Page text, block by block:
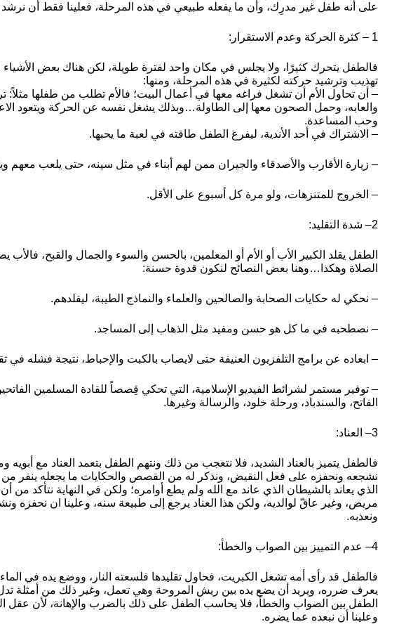
على أنه طفل غير مدرِك، وأن ما يفعله طبيعي في هذه المرحلة، فعلينا فقط أن
1 – كثرة الحركة وعدم الاستقرار:
فالطفل يتحرك كثيرًا، ولا يجلس في مكان واحد لفترة طويلة، لكن هناك بعض
تهذيب وترشيد حركته لكثيرة في هذه المرحلة، ومنها:
– أن تحاول الأم أن تشغل فراغه معها في أعمال البيت؛ فالأم تطلب من طفلها مثلاً:
والعابه، وحمل الصحون معها إلى الطاولة…وبذلك يشغل نفسه عن الحركة ويتعود
وحب المساعدة.
– الاشتراك في أحد الأندية، ليفرغ الطفل طاقته في لعبة ما يحبها.
– زيارة الأقارب والأصدقاء والجيران ممن لهم أبناء في مثل سينه، حتى يلعب معهم
– الخروج للمتنزهات، ولو مرة كل أسبوع على الأقل.
2– شدة التقليد:
الطفل يقلد الكبير الأب أو الأم أو المعلمين، بالحسن والسوء والجمال والقبح، فالأب
الصلاة وهكذا…وهنا بعض النصائح لنكون قدوة حسنة:
– نحكي له حكايات الصحابة والصالحين والعلماء والنماذج الطيبة، ليقلدهم.
– نصطحبه في ما كل هو حسن ومفيد مثل الذهاب إلى المساجد.
– ابعاده عن برامج التلفزيون العنيفة حتى لايصاب بالكبت والإحباط، نتيجة فشله في
– توفير مستمر لشرائط الفيديو الإسلامية، التي تحكي قِصصاً للقادة المسلمين
الفاتح، والسندباد، ورحلة خلود، والرسالة وغيرها.
3– العناد:
فالطفل يتميز بالعناد الشديد، فلا نتعجب من ذلك ونتهم الطفل بتعمد العناد مع أبويه
نشجعه ونحفزه على فعل النقيض، ونذكر له من القصص والحكايات ما يجعله ينفر من
الذي يعاند بالشيطان الذي عاند مع الله ولم يطع أوامره؛ ولكن في النهاية نتأكد من أن
مريض، وغير عاقّ لوالديه، ولكن هذا العناد يرجع إلى طبيعة سنه، وعلينا ان نحفزه
ونعذبه.
4– عدم التمييز بين الصواب والخطأ:
فالطفل قد رأى أمه تشعل الكبريت، فحاول تقليدها فلسعته النار، ووضع يده في
يعرف ضرره، ويريد أن يضع يده بين ريش المروحة وهي تعمل، وغير ذلك من أمثلة
الطفل بين الصواب والخطأ، فلا يحاسب الطفل على ذلك بالضرب والإهانة، لأن عقل
وعلينا أن نبعده عما يضره.